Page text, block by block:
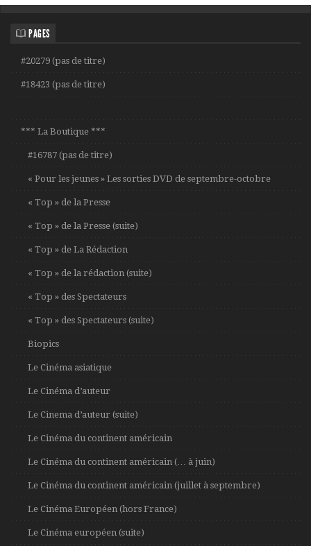
PAGES
#20279 (pas de titre)
#18423 (pas de titre)
*** La Boutique ***
#16787 (pas de titre)
« Pour les jeunes » Les sorties DVD de septembre-octobre
« Top » de la Presse
« Top » de la Presse (suite)
« Top » de La Rédaction
« Top » de la rédaction (suite)
« Top » des Spectateurs
« Top » des Spectateurs (suite)
Biopics
Le Cinéma asiatique
Le Cinéma d’auteur
Le Cinema d’auteur (suite)
Le Cinéma du continent américain
Le Cinéma du continent américain (… à juin)
Le Cinéma du continent américain (juillet à septembre)
Le Cinéma Européen (hors France)
Le Cinéma européen (suite)